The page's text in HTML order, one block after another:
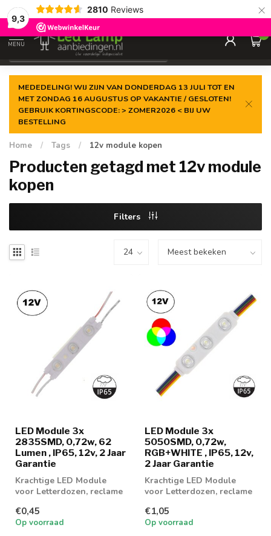
9,3
2810 Reviews ×
Gegarandeerde delaagste prijs
MENU
0
MEDEDELING! WIJ ZIJN VAN DONDERDAG 13 JULI TOT EN
MET ZONDAG 16 AUGUSTUS OP VAKANTIE / GESLOTEN!
GEBRUIK KORTINGSCODE: > ZOMER2026 < BIJ UW
BESTELLING
Home / Tags / 12v module kopen
Producten getagd met 12v module
kopen
Filters
LED Module 3x
2835SMD, 0,72w, 62
Lumen , IP65, 12v, 2 Jaar
Garantie
Krachtige LED Module
voor Letterdozen, reclame
€0,45
Op voorraad
LED Module 3x
5050SMD, 0,72w,
RGB+WHITE , IP65, 12v,
2 Jaar Garantie
Krachtige LED Module
voor Letterdozen, reclame
RGB+White lic...
€1,05
Op voorraad